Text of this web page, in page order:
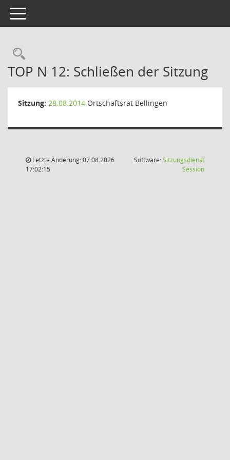
Toggle navigation
Rechercheauswahl
TOP N 12: Schließen der Sitzung
Sitzung: 28.08.2014 Ortschaftsrat Bellingen
Letzte Änderung: 07.08.2026
17:02:15
Software:Sitzungsdienst
Session(Wird in